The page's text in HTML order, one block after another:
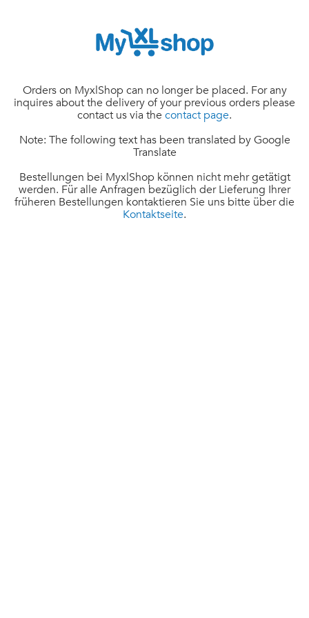
Orders on MyxlShop can no longer be placed. For any
inquires about the delivery of your previous orders please
contact us via the contact page.
Note: The following text has been translated by Google
Translate
Bestellungen bei MyxlShop können nicht mehr getätigt
werden. Für alle Anfragen bezüglich der Lieferung Ihrer
früheren Bestellungen kontaktieren Sie uns bitte über die
Kontaktseite.